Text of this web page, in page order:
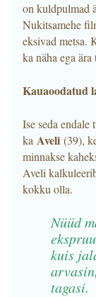
on kuldpulmad
Nukitsamehe
eksivad metsa.
ka näha ega ära
Kauaoodatud
Ise seda endale
ka Aveli (39),
minnakse
Aveli
kokku olla.
Nüüd
kuis
tagasi.